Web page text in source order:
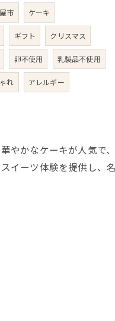
市 ケーキ
ギフト クリスマス
卵不使用 乳製品不使用
れ アレルギー
やかなケーキが人気で
イーツ体験を提供し、